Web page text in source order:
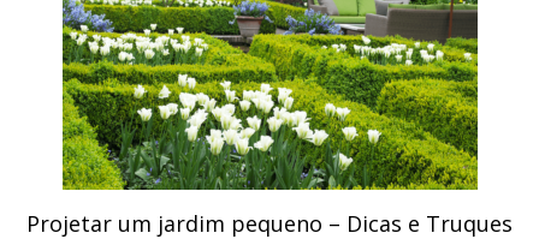
Projetar um jardim pequeno – Dicas e Truques